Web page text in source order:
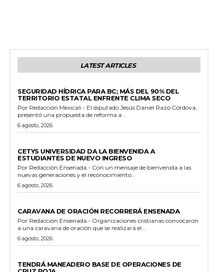
LATEST ARTICLES
SEGURIDAD HÍDRICA PARA BC; MÁS DEL 90% DEL
TERRITORIO ESTATAL ENFRENTE CLIMA SECO
Por Redacción Mexicali.- El diputado Jesús Daniel Razo Córdova,
presentó una propuesta de reforma a...
6 agosto, 2026
CETYS UNIVERSIDAD DA LA BIENVENIDA A
ESTUDIANTES DE NUEVO INGRESO
Por Redacción Ensenada.- Con un mensaje de bienvenida a las
nuevas generaciones y el reconocimiento...
6 agosto, 2026
CARAVANA DE ORACIÓN RECORRERÁ ENSENADA
Por Redacción Ensenada.- Organizaciones cristianas convocaron
a una caravana de oración que se realizará el...
6 agosto, 2026
TENDRÁ MANEADERO BASE DE OPERACIONES DE